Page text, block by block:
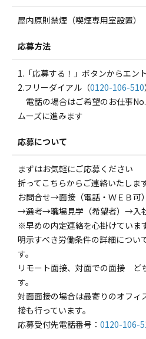
屋内原則禁煙（喫煙専用室設置）
応募方法
1.「応募する！」ボタンからエン
2.フリーダイアル（0120-106-510
電話の場合はご希望のお仕事
ムーズに進みます
応募について
まずはお気軽にご応募ください
折ってこちらからご連絡いたします
お問合せ→面接（電話・ＷＥＢ可）
→選考→職場見学（希望者）→入
※早めの内定連絡を心掛けていま
明示すべき労働条件の詳細につい
す。
リモート面接、対面での面接 ど
す。
対面面接の場合は最寄りのオフィ
接も行っています。
応募受付先電話番号： 0120-106-